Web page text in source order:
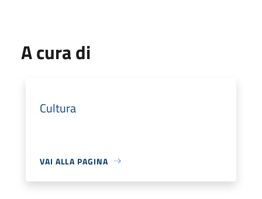
A cura di
Cultura
VAI ALLA PAGINA